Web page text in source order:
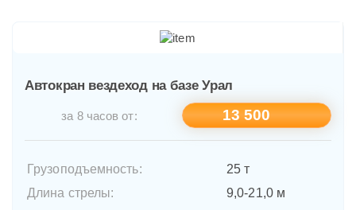
Автокран вездеход на базе Урал
за 8 часов от: 13 500
Грузоподъемность:
25 т
Длина стрелы:
9,0-21,0 м